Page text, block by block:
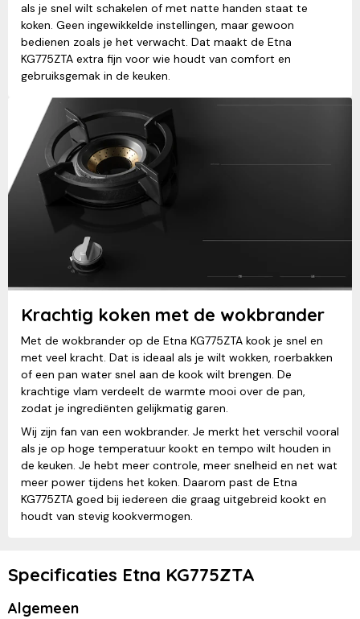
als je snel wilt schakelen of met natte handen staat te
koken. Geen ingewikkelde instellingen, maar gewoon
bedienen zoals je het verwacht. Dat maakt de Etna
KG775ZTA extra fijn voor wie houdt van comfort en
gebruiksgemak in de keuken.
Krachtig koken met de wokbrander
Met de wokbrander op de Etna KG775ZTA kook je snel en
met veel kracht. Dat is ideaal als je wilt wokken, roerbakken
of een pan water snel aan de kook wilt brengen. De
krachtige vlam verdeelt de warmte mooi over de pan,
zodat je ingrediënten gelijkmatig garen.
Wij zijn fan van een wokbrander. Je merkt het verschil vooral
als je op hoge temperatuur kookt en tempo wilt houden in
de keuken. Je hebt meer controle, meer snelheid en net wat
meer power tijdens het koken. Daarom past de Etna
KG775ZTA goed bij iedereen die graag uitgebreid kookt en
houdt van stevig kookvermogen.
Specificaties Etna KG775ZTA
Algemeen